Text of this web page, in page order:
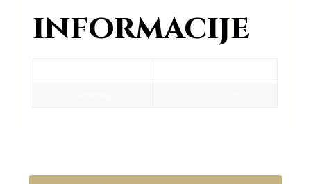
informacije